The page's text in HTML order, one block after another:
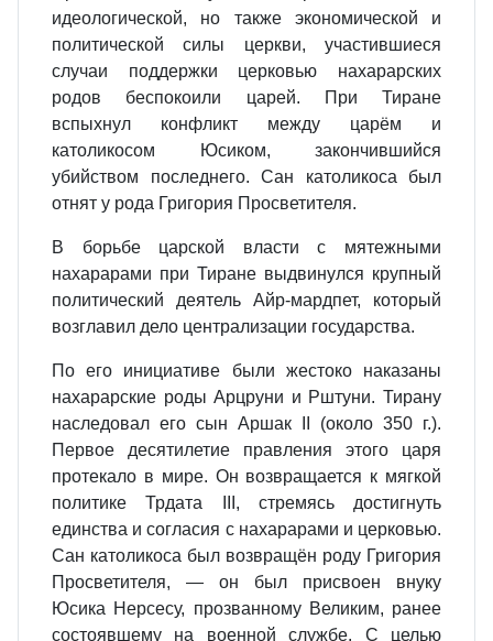
идеологической, но также экономической и
политической силы церкви, участившиеся
случаи поддержки церковью нахарарских
родов беспокоили царей. При Тиране
вспыхнул конфликт между царём и
католикосом Юсиком, закончившийся
убийством последнего. Сан католикоса был
отнят у рода Григория Просветителя.
В борьбе царской власти с мятежными
нахарарами при Тиране выдвинулся крупный
политический деятель Айр‐мардпет, который
возглавил дело централизации государства.
По его инициативе были жестоко наказаны
нахарарские роды Арцруни и Рштуни. Тирану
наследовал его сын Аршак II (около 350 г.).
Первое десятилетие правления этого царя
протекало в мире. Он возвращается к мягкой
политике Трдата III, стремясь достигнуть
единства и согласия с нахарарами и церковью.
Сан католикоса был возвращён роду Григория
Просветителя, — он был присвоен внуку
Юсика Нерсесу, прозванному Великим, ранее
состоявшему на военной службе. С целью